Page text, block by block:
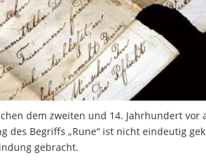
dem zweiten und 14. Jahrhundert
des Begriffs „Rune“ ist nicht eindeutig
gebracht.